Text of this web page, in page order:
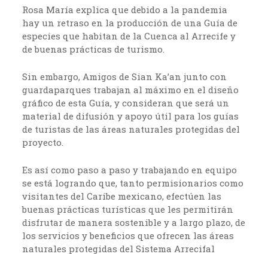
Rosa María explica que debido a la pandemia
hay un retraso en la producción de una Guía de
especies que habitan de la Cuenca al Arrecife y
de buenas prácticas de turismo.
Sin embargo, Amigos de Sian Ka’an junto con
guardaparques trabajan al máximo en el diseño
gráfico de esta Guía, y consideran que será un
material de difusión y apoyo útil para los guías
de turistas de las áreas naturales protegidas del
proyecto.
Es así como paso a paso y trabajando en equipo
se está logrando que, tanto permisionarios como
visitantes del Caribe mexicano, efectúen las
buenas prácticas turísticas que les permitirán
disfrutar de manera sostenible y a largo plazo, de
los servicios y beneficios que ofrecen las áreas
naturales protegidas del Sistema Arrecifal